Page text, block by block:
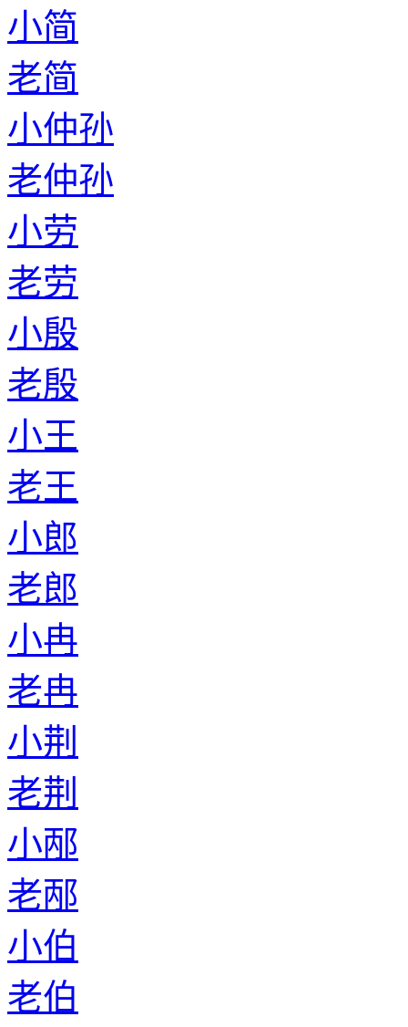
小简
老简
小仲孙
老仲孙
小劳
老劳
小殷
老殷
小王
老王
小郎
老郎
小冉
老冉
小荆
老荆
小邴
老邴
小伯
老伯